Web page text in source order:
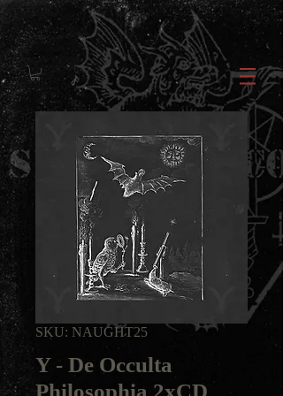
SKU: NAUGHT25
Y - De Occulta
Philosophia 2xCD